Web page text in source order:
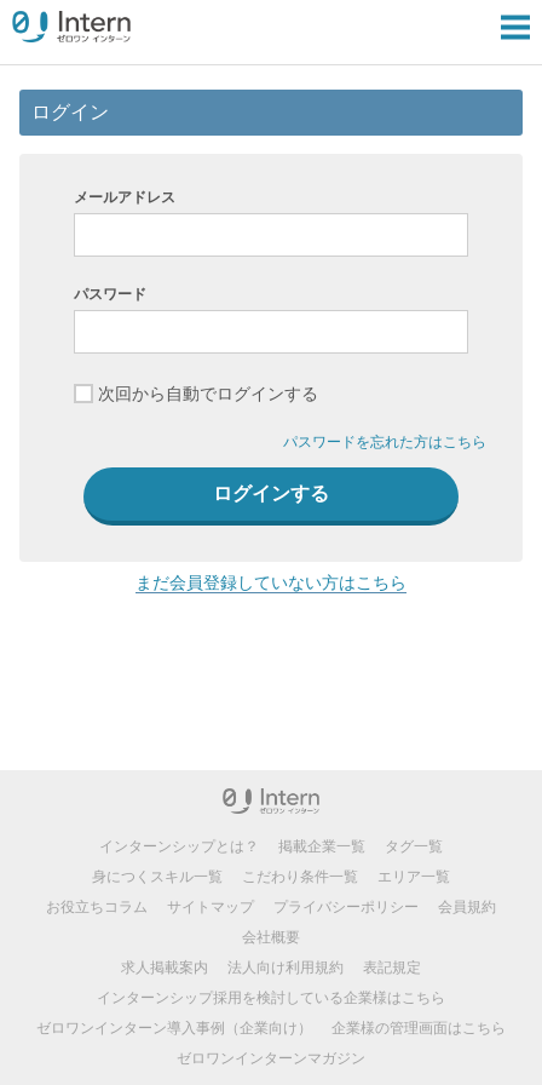
ログイン
メールアドレス
パスワード
次回から自動でログインする
パスワードを忘れた方はこちら
まだ会員登録していない方はこちら
インターンシップとは？ 掲載企業一覧
タグ一覧
身につくスキル一覧
こだわり条件一覧
エリア一覧
お役立ちコラム
サイトマップ プライバシーポリシー
会員規約
会社概要
求人掲載案内
法人向け利用規約
表記規定
インターンシップ採用を検討している企業様はこちら
ゼロワンインターン導入事例（企業向け）
企業様の管理画面はこちら
ゼロワンインターンマガジン